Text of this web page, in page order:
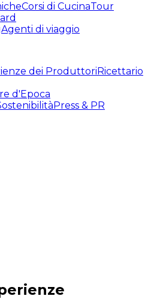
Corsi di CucinaTour
Agenti di viaggio
dei ProduttoriRicettario
d'Epoca
Press & PR
Esperienze